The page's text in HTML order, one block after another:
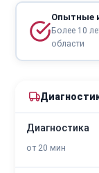
Опытные
Более 10
области
Диагностика
от 20 мин